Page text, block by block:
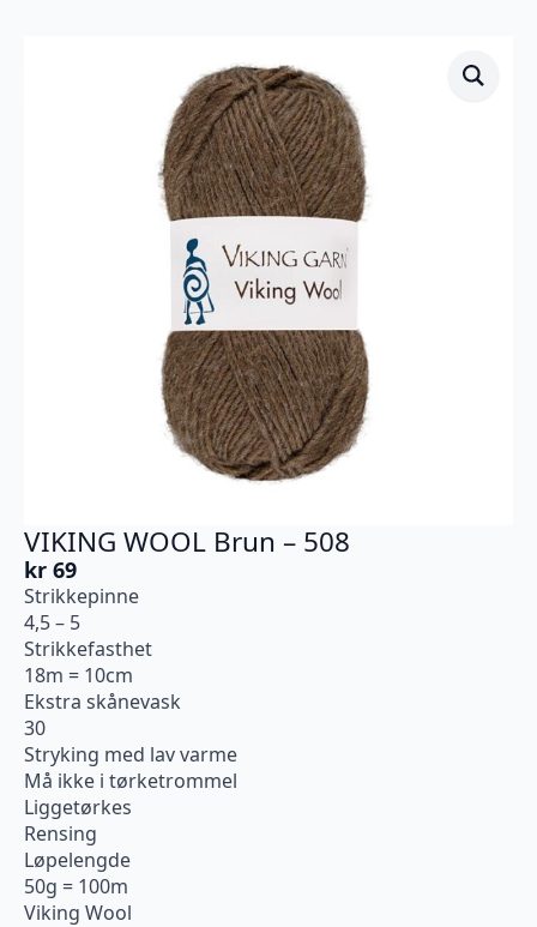
VIKING WOOL Brun – 508
kr 69
Strikkepinne
4,5 – 5
Strikkefasthet
18m = 10cm
Ekstra skånevask
30
Stryking med lav varme
Må ikke i tørketrommel
Liggetørkes
Rensing
Løpelengde
50g = 100m
Viking Wool